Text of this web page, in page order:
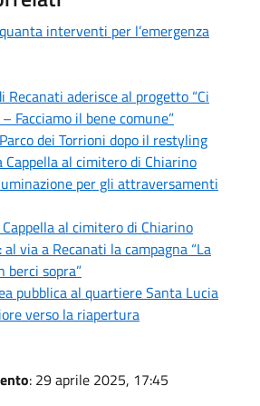
interventi per l’emergenza
Recanati aderisce al progetto “Ci
Facciamo il bene comune”
dei Torrioni dopo il restyling
Cappella al cimitero di Chiarino
per gli attraversamenti
al cimitero di Chiarino
via a Recanati la campagna “La
berci sopra”
pubblica al quartiere Santa Lucia
verso la riapertura
: 29 aprile 2025, 17:45